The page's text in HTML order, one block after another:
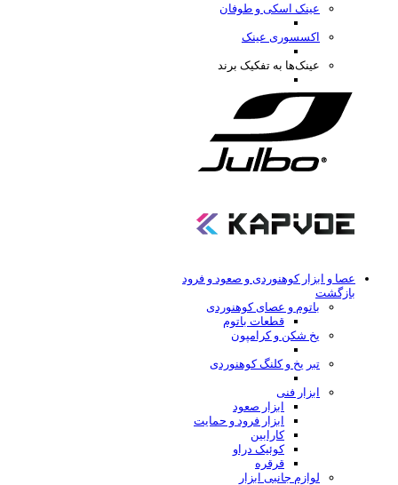
عینک اسکی و طوفان
اکسسوری عینک
عینک‌ها به تفکیک برند
عصا و ابزار کوهنوردی و صعود و فرود
بازگشت
باتوم و عصای کوهنوردی
قطعات باتوم
یخ شکن و کرامپون
تبر یخ و کلنگ کوهنوردی
ابزار فنی
ابزار صعود
ابزار فرود و حمایت
کارابین
کوئیک دراو
قرقره
لوازم جانبی ابزار